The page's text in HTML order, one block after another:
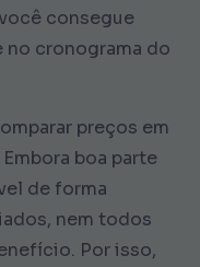
consegue
no cronograma do
preços em
boa parte
de forma
nem todos
Por isso,